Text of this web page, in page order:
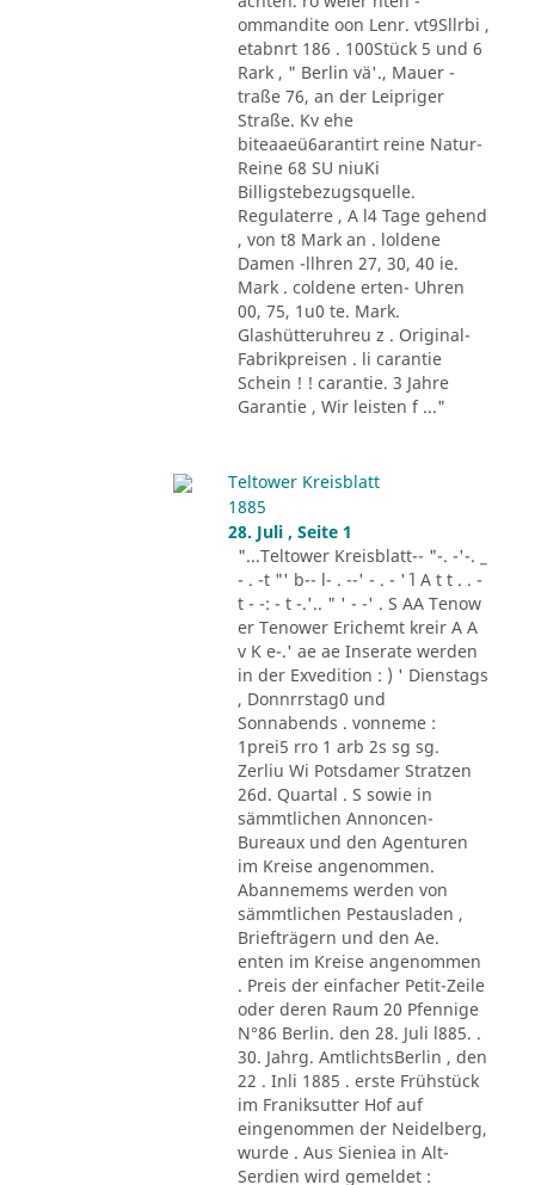
ommandite oon Lenr. vt9Sllrbi ,
etabnrt 186 . 100Stück 5 und 6
Rark , " Berlin vä'., Mauer -
traße 76, an der Leipriger
Straße. Kv ehe
biteaaeü6arantirt reine Natur-
Reine 68 SU niuKi
Billigstebezugsquelle.
Regulaterre , A l4 Tage gehend
, von t8 Mark an . loldene
Damen -llhren 27, 30, 40 ie.
Mark . coldene erten- Uhren
00, 75, 1u0 te. Mark.
Glashütteruhreu z . Original-
Fabrikpreisen . li carantie
Schein ! ! carantie. 3 Jahre
Garantie , Wir leisten f ..."
Teltower Kreisblatt
1885
28. Juli , Seite 1
"...Teltower Kreisblatt-- "-. -'-. _
- . -t "' b-- l- . --' - . - '´ l A t t . . -
t - -: - t -.'.. " ' - -' . S AA Tenow
er Tenower Erichemt kreir A A
v K e-.' ae ae Inserate werden
in der Exvedition : ) ' Dienstags
, Donnrrstag0 und
Sonnabends . vonneme :
1prei5 rro 1 arb 2s sg sg.
Zerliu Wi Potsdamer Stratzen
26d. Quartal . S sowie in
sämmtlichen Annoncen-
Bureaux und den Agenturen
im Kreise angenommen.
Abannemems werden von
sämmtlichen Pestausladen ,
Briefträgern und den Ae.
enten im Kreise angenommen
. Preis der einfacher Petit-Zeile
oder deren Raum 20 Pfennige
N°86 Berlin. den 28. Juli l885. .
30. Jahrg. AmtlichtsBerlin , den
22 . Inli 1885 . erste Frühstück
im Franiksutter Hof auf
eingenommen der Neidelberg,
wurde . Aus Sieniea in Alt-
Serdien wird gemeldet :